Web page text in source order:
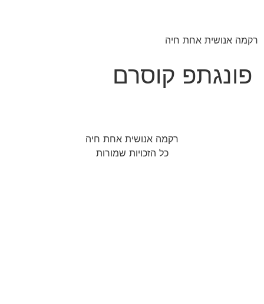
רקמה אנושית אחת חיה
פונגתפ קוסרם
רקמה אנושית אחת חיה
כל הזכויות שמורות